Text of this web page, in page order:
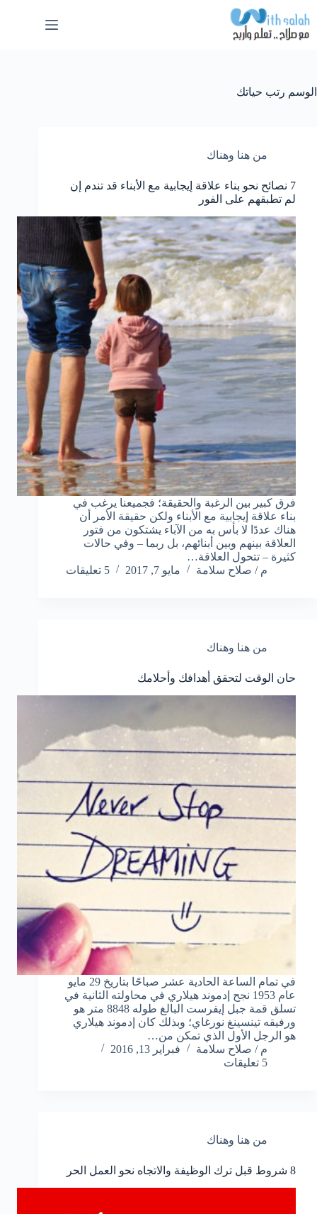
إلى
المحتوى
الوسم رتب حياتك
من هنا وهناك
7 نصائح نحو بناء علاقة إيجابية مع الأبناء قد تندم إن
لم تطبقهم على الفور
فرق كبير بين الرغبة والحقيقة؛ فجميعنا يرغب في
بناء علاقة إيجابية مع الأبناء ولكن حقيقة الأمر أن
هناك عددًا لا بأس به من الآباء يشتكون من فتور
العلاقة بينهم وبين أبنائهم، بل ربما – وفي حالات
كثيرة – تتحول العلاقة…
م / صلاح سلامة
مايو 7, 2017 5 تعليقات
من هنا وهناك
حان الوقت لتحقق أهدافك وأحلامك
في تمام الساعة الحادية عشر صباحًا بتاريخ 29 مايو
عام 1953 نجح إدموند هيلاري في محاولته الثانية في
تسلق قمة جبل إيفرست البالغ طوله 8848 متر هو
ورفيقه تينسينغ نورغاي؛ وبذلك كان إدموند هيلاري
هو الرجل الأول الذي تمكن من…
م / صلاح سلامة
فبراير 13, 2016
5 تعليقات
من هنا وهناك
8 شروط قبل ترك الوظيفة والاتجاه نحو العمل الحر